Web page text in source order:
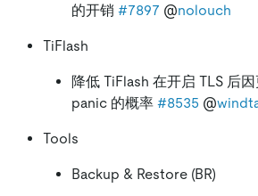
的开销 #7897 @nolouch
TiFlash
降低 TiFlash 在开启 TLS 后
panic 的概率 #8535 @
Tools
Backup & Restore (BR)